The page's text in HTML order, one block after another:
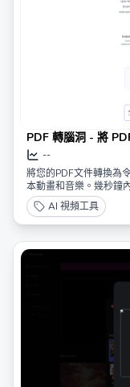
PDF 轉腦洞 - 將
--
將您的PDF文件轉換為
本動畫和音樂。幾秒鐘
AI 視頻工具